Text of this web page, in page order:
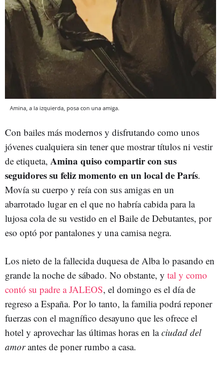
Amina, a la izquierda, posa con una amiga.
Con bailes más modernos y disfrutando como unos
jóvenes cualquiera sin tener que mostrar títulos ni vestir
de etiqueta, Amina quiso compartir con sus
seguidores su feliz momento en un local de París.
Movía su cuerpo y reía con sus amigas en un
abarrotado lugar en el que no habría cabida para la
lujosa cola de su vestido en el Baile de Debutantes, por
eso optó por pantalones y una camisa negra.
Los nieto de la fallecida duquesa de Alba lo pasando en
grande la noche de sábado. No obstante, y tal y como
contó su padre a JALEOS, el domingo es el día de
regreso a España. Por lo tanto, la familia podrá reponer
fuerzas con el magnífico desayuno que les ofrece el
hotel y aprovechar las últimas horas en laciudad del
amorantes de poner rumbo a casa.